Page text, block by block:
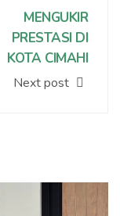
MENGUKIR
PRESTASI DI
KOTA CIMAHI
Next post